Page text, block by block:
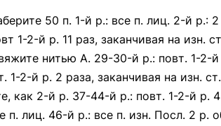
50 п. 1-й р.: все п. лиц. 2-й р.: 2
1-2-й р. 11 раз, заканчивая на изн.
нитью А. 29-30-й р.: повт. 1-2-й
2-й р. 2 раза, заканчивая на изн.
как 2-й р. 37-44-й р.: повт. 1-2-й р. 4
лиц. 46-й р.: все п. изн. Посл. 2 р.